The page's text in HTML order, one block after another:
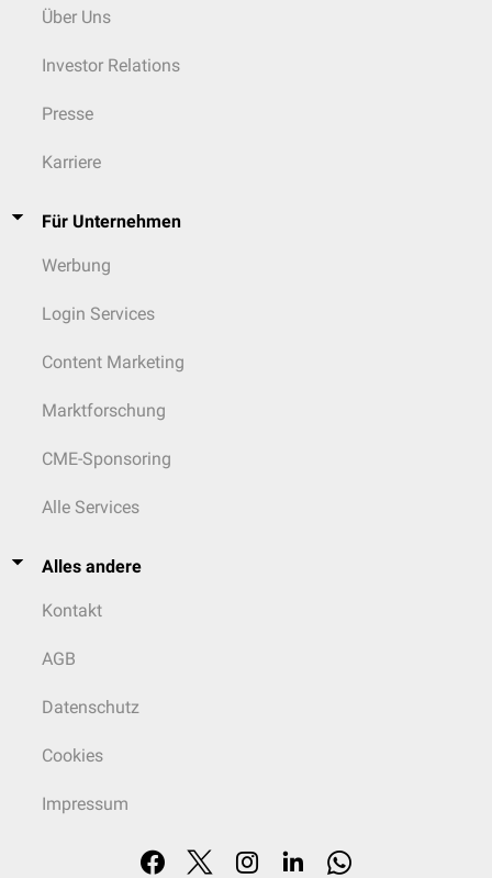
Über Uns
Investor Relations
Presse
Karriere
Für Unternehmen
Werbung
Login Services
Content Marketing
Marktforschung
CME-Sponsoring
Alle Services
Alles andere
Kontakt
AGB
Datenschutz
Cookies
Impressum